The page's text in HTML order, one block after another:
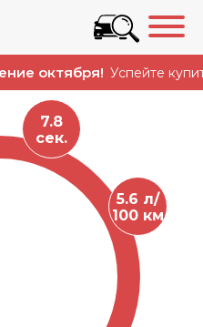
Успейте купить
7.8
сек.
5.6 л/
100 км